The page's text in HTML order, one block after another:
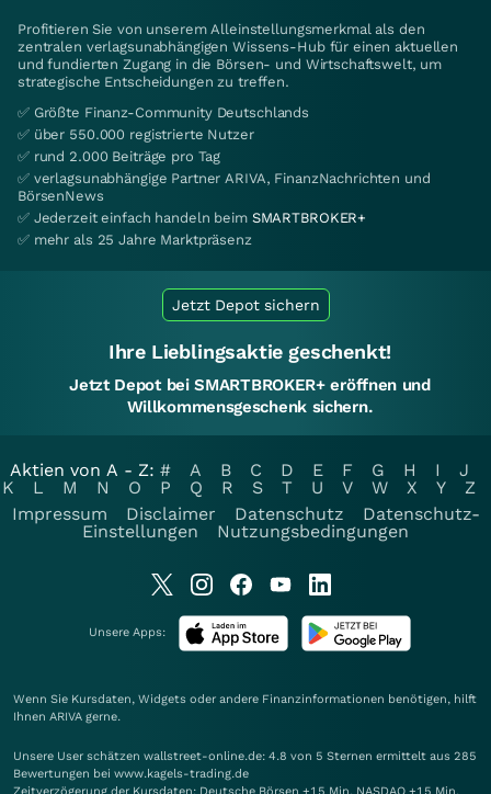
Profitieren Sie von unserem Alleinstellungsmerkmal als den
zentralen verlagsunabhängigen Wissens-Hub für einen aktuellen
und fundierten Zugang in die Börsen- und Wirtschaftswelt, um
strategische Entscheidungen zu treffen.
✅ Größte Finanz-Community Deutschlands
✅ über 550.000 registrierte Nutzer
✅ rund 2.000 Beiträge pro Tag
✅ verlagsunabhängige Partner ARIVA, FinanzNachrichten und
BörsenNews
✅ Jederzeit einfach handeln beim SMARTBROKER+
✅ mehr als 25 Jahre Marktpräsenz
Jetzt Depot sichern
Ihre Lieblingsaktie geschenkt!
Jetzt Depot bei SMARTBROKER+ eröffnen und
Willkommensgeschenk sichern.
Aktien von A - Z: # A B C D E F G H I
J
K
L M N O P Q R S T U V W X Y
Z
Impressum
Disclaimer Datenschutz
Datenschutz-
Einstellungen
Nutzungsbedingungen
Unsere Apps:
Wenn Sie Kursdaten, Widgets oder andere Finanzinformationen benötigen, hilft
Ihnen ARIVA gerne.
Unsere User schätzen wallstreet-online.de: 4.8 von 5 Sternen ermittelt aus 285
Bewertungen bei www.kagels-trading.de